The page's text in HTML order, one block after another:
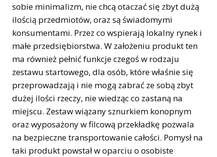
sobie minimalizm, nie chcą otaczać się zbyt dużą
ilością przedmiotów, oraz są świadomymi
konsumentami. Przez co wspierają lokalny rynek i
małe przedsiębiorstwa. W założeniu produkt ten
ma również pełnić funkcje czegoś w rodzaju
zestawu startowego, dla osób, które właśnie się
przeprowadzają i nie mogą zabrać ze sobą zbyt
dużej ilości rzeczy, nie wiedząc co zastaną na
miejscu. Zestaw wiązany sznurkiem konopnym
oraz wyposażony w filcową przekładkę pozwala
na bezpieczne transportowanie całości. Pomysł na
taki produkt powstał w oparciu o osobiste